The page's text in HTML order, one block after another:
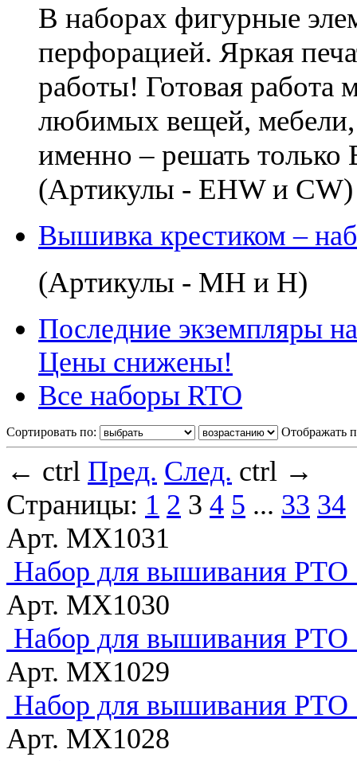
В наборах фигурные
перфорацией. Яркая
работы! Готовая работа
любимых вещей,
именно – решать только
(Артикулы - EHW и CW)
Вышивка крестиком –
(Артикулы - MH и H)
Последние экземпляры
Цены снижены!
Все наборы RTO
Сортировать по: Отображать
← ctrl Пред. След. ctrl →
Страницы: 1 2 3 4 5 ... 33 34
Арт. MX1031
Набор для вышивания РТО
Арт. MX1030
Набор для вышивания РТО
Арт. MX1029
Набор для вышивания РТО
Арт. MX1028